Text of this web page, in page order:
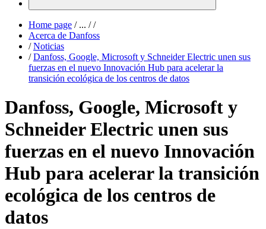
Home page /... / /
Acerca de Danfoss
/ Noticias
/ Danfoss, Google, Microsoft y Schneider Electric unen sus
fuerzas en el nuevo Innovación Hub para acelerar la
transición ecológica de los centros de datos
Danfoss, Google, Microsoft y
Schneider Electric unen sus
fuerzas en el nuevo Innovación
Hub para acelerar la transición
ecológica de los centros de
datos